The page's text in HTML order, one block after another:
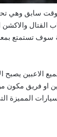
سابق وهي
القتال
سوف تستمتع
ويتجاوز جميع
المميزة